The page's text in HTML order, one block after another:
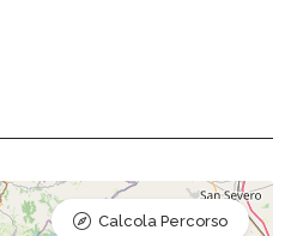
Calcola Percorso